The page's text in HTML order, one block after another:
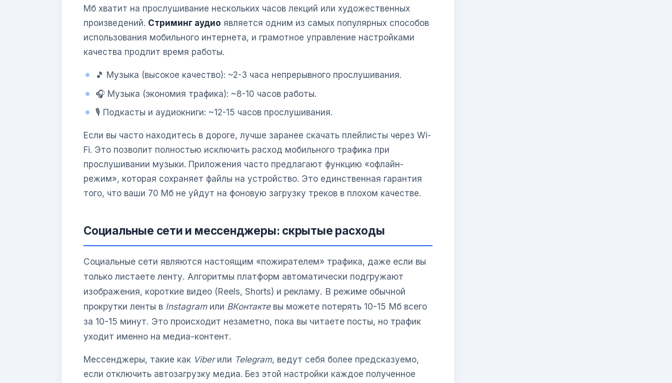
Мб хватит на прослушивание нескольких часов лекций или художественных
произведений. Стриминг аудио является одним из самых популярных способов
использования мобильного интернета, и грамотное управление настройками
качества продлит время работы.
🎵 Музыка (высокое качество): ~2-3 часа непрерывного прослушивания.
🎧 Музыка (экономия трафика): ~8-10 часов работы.
🎙️ Подкасты и аудиокниги: ~12-15 часов прослушивания.
Если вы часто находитесь в дороге, лучше заранее скачать плейлисты через Wi-
Fi. Это позволит полностью исключить расход мобильного трафика при
прослушивании музыки. Приложения часто предлагают функцию «офлайн-
режим», которая сохраняет файлы на устройство. Это единственная гарантия
того, что ваши 70 Мб не уйдут на фоновую загрузку треков в плохом качестве.
Социальные сети и мессенджеры: скрытые расходы
Социальные сети являются настоящим «пожирателем» трафика, даже если вы
только листаете ленту. Алгоритмы платформ автоматически подгружают
изображения, короткие видео (Reels, Shorts) и рекламу. В режиме обычной
прокрутки ленты в Instagramили ВКонтактевы можете потерять 10-15 Мб всего
за 10-15 минут. Это происходит незаметно, пока вы читаете посты, но трафик
уходит именно на медиа-контент.
Мессенджеры, такие как Viberили Telegram, ведут себя более предсказуемо,
если отключить автозагрузку медиа. Без этой настройки каждое полученное